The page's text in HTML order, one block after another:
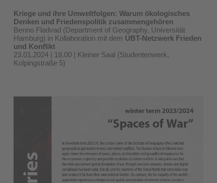
Kriege und ihre Umweltfolgen: Warum ökologisches
Denken und Friedenspolitik zusammengehören
Benno Fladvad (Department of Geography, Universität
Hamburg) in Kollaboration mit dem UBT-Netzwerk Frieden
und Konflikt
23.01.2024 | 18.00 | Kleiner Saal (Studentenwerk,
Kolpingstraße 5)